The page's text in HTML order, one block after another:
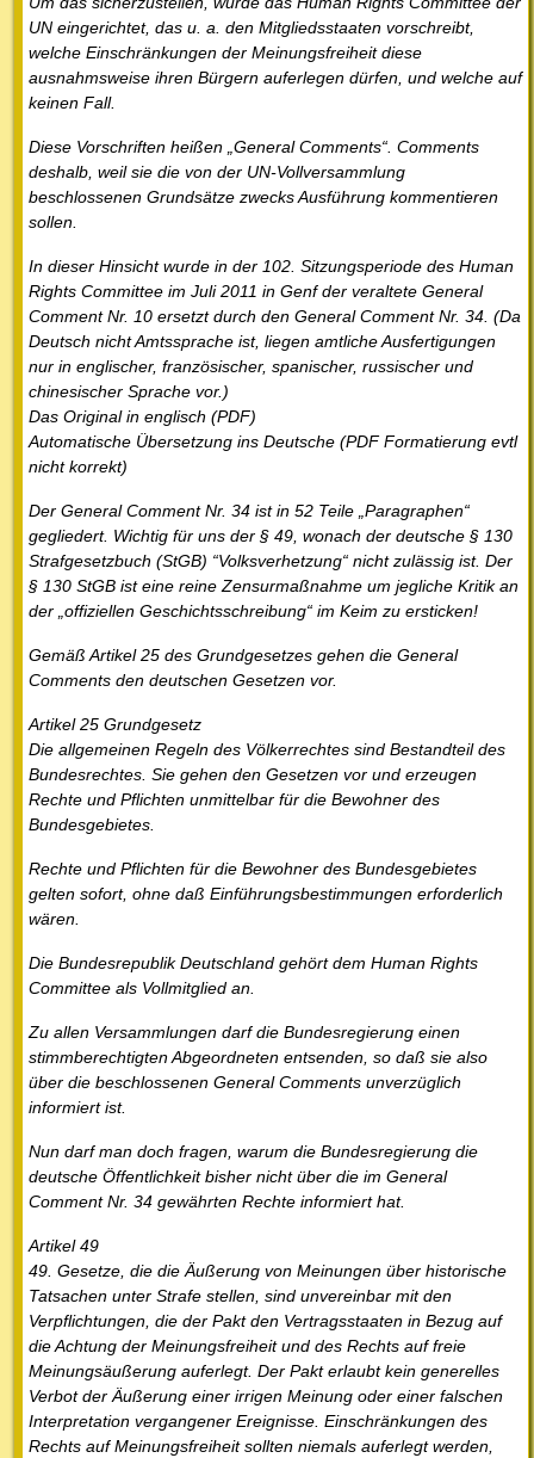
UN eingerichtet, das u. a. den Mitgliedsstaaten vorschreibt,
welche Einschränkungen der Meinungsfreiheit diese
ausnahmsweise ihren Bürgern auferlegen dürfen, und welche auf
keinen Fall.
Diese Vorschriften heißen „General Comments“. Comments
deshalb, weil sie die von der UN-Vollversammlung
beschlossenen Grundsätze zwecks Ausführung kommentieren
sollen.
In dieser Hinsicht wurde in der 102. Sitzungsperiode des Human
Rights Committee im Juli 2011 in Genf der veraltete General
Comment Nr. 10 ersetzt durch den General Comment Nr. 34. (Da
Deutsch nicht Amtssprache ist, liegen amtliche Ausfertigungen
nur in englischer, französischer, spanischer, russischer und
chinesischer Sprache vor.)
Das Original in englisch (PDF)
Automatische Übersetzung ins Deutsche (PDF Formatierung evtl
nicht korrekt)
Der General Comment Nr. 34 ist in 52 Teile „Paragraphen“
gegliedert. Wichtig für uns der § 49, wonach der deutsche § 130
Strafgesetzbuch (StGB) “Volksverhetzung“ nicht zulässig ist. Der
§ 130 StGB ist eine reine Zensurmaßnahme um jegliche Kritik an
der „offiziellen Geschichtsschreibung“ im Keim zu ersticken!
Gemäß Artikel 25 des Grundgesetzes gehen die General
Comments den deutschen Gesetzen vor.
Artikel 25 Grundgesetz
Die allgemeinen Regeln des Völkerrechtes sind Bestandteil des
Bundesrechtes. Sie gehen den Gesetzen vor und erzeugen
Rechte und Pflichten unmittelbar für die Bewohner des
Bundesgebietes.
Rechte und Pflichten für die Bewohner des Bundesgebietes
gelten sofort, ohne daß Einführungsbestimmungen erforderlich
wären.
Die Bundesrepublik Deutschland gehört dem Human Rights
Committee als Vollmitglied an.
Zu allen Versammlungen darf die Bundesregierung einen
stimmberechtigten Abgeordneten entsenden, so daß sie also
über die beschlossenen General Comments unverzüglich
informiert ist.
Nun darf man doch fragen, warum die Bundesregierung die
deutsche Öffentlichkeit bisher nicht über die im General
Comment Nr. 34 gewährten Rechte informiert hat.
Artikel 49
49. Gesetze, die die Äußerung von Meinungen über historische
Tatsachen unter Strafe stellen, sind unvereinbar mit den
Verpflichtungen, die der Pakt den Vertragsstaaten in Bezug auf
die Achtung der Meinungsfreiheit und des Rechts auf freie
Meinungsäußerung auferlegt. Der Pakt erlaubt kein generelles
Verbot der Äußerung einer irrigen Meinung oder einer falschen
Interpretation vergangener Ereignisse. Einschränkungen des
Rechts auf Meinungsfreiheit sollten niemals auferlegt werden,